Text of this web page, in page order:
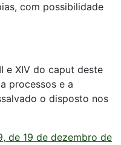
com possibilidade
e XIV do caput deste
processos e a
o disposto nos
de 19 de dezembro de